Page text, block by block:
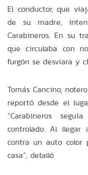
El conductor, que
de su madre,
Carabineros. En su
que circulaba con
furgón se desviara y
Tomás Cancino,
reportó desde el
“Carabineros
controlado. Al llegar
contra un auto color
casa”, detalló.